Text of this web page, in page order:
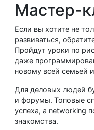
Мастер-
Если вы хотите не
развиваться,
Пройдут уроки по
даже
новому всей семьей
Для деловых людей
и форумы. Топовые
успеха, а networking
знакомства.